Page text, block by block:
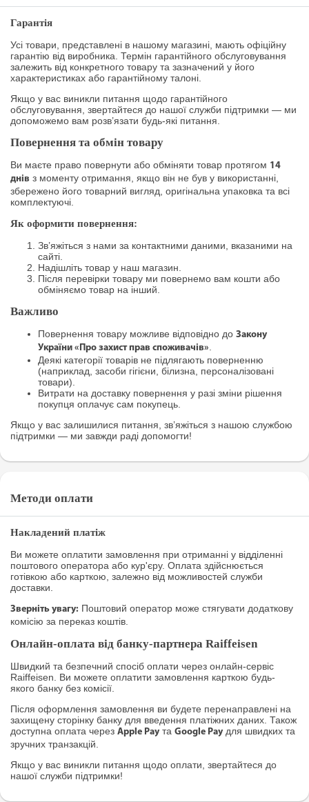
Гарантія
Усі товари, представлені в нашому магазині, мають офіційну
гарантію від виробника. Термін гарантійного обслуговування
залежить від конкретного товару та зазначений у його
характеристиках або гарантійному талоні.
Якщо у вас виникли питання щодо гарантійного
обслуговування, звертайтеся до нашої служби підтримки — ми
допоможемо вам розв’язати будь-які питання.
Повернення та обмін товару
Ви маєте право повернути або обміняти товар протягом 14
днів з моменту отримання, якщо він не був у використанні,
збережено його товарний вигляд, оригінальна упаковка та всі
комплектуючі.
Як оформити повернення:
Зв’яжіться з нами за контактними даними, вказаними на
сайті.
Надішліть товар у наш магазин.
Після перевірки товару ми повернемо вам кошти або
обміняємо товар на інший.
Важливо
Повернення товару можливе відповідно до Закону
України «Про захист прав споживачів».
Деякі категорії товарів не підлягають поверненню
(наприклад, засоби гігієни, білизна, персоналізовані
товари).
Витрати на доставку повернення у разі зміни рішення
покупця оплачує сам покупець.
Якщо у вас залишилися питання, зв’яжіться з нашою службою
підтримки — ми завжди раді допомогти!
Методи оплати
Накладений платіж
Ви можете оплатити замовлення при отриманні у відділенні
поштового оператора або кур'єру. Оплата здійснюється
готівкою або карткою, залежно від можливостей служби
доставки.
Зверніть увагу: Поштовий оператор може стягувати додаткову
комісію за переказ коштів.
Онлайн-оплата від банку-партнера Raiffeisen
Швидкий та безпечний спосіб оплати через онлайн-сервіс
Raiffeisen. Ви можете оплатити замовлення карткою будь-
якого банку без комісії.
Після оформлення замовлення ви будете перенаправлені на
захищену сторінку банку для введення платіжних даних. Також
доступна оплата через Apple Pay та Google Pay для швидких та
зручних транзакцій.
Якщо у вас виникли питання щодо оплати, звертайтеся до
нашої служби підтримки!